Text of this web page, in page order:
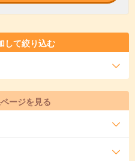
して絞り込む
ージを見る